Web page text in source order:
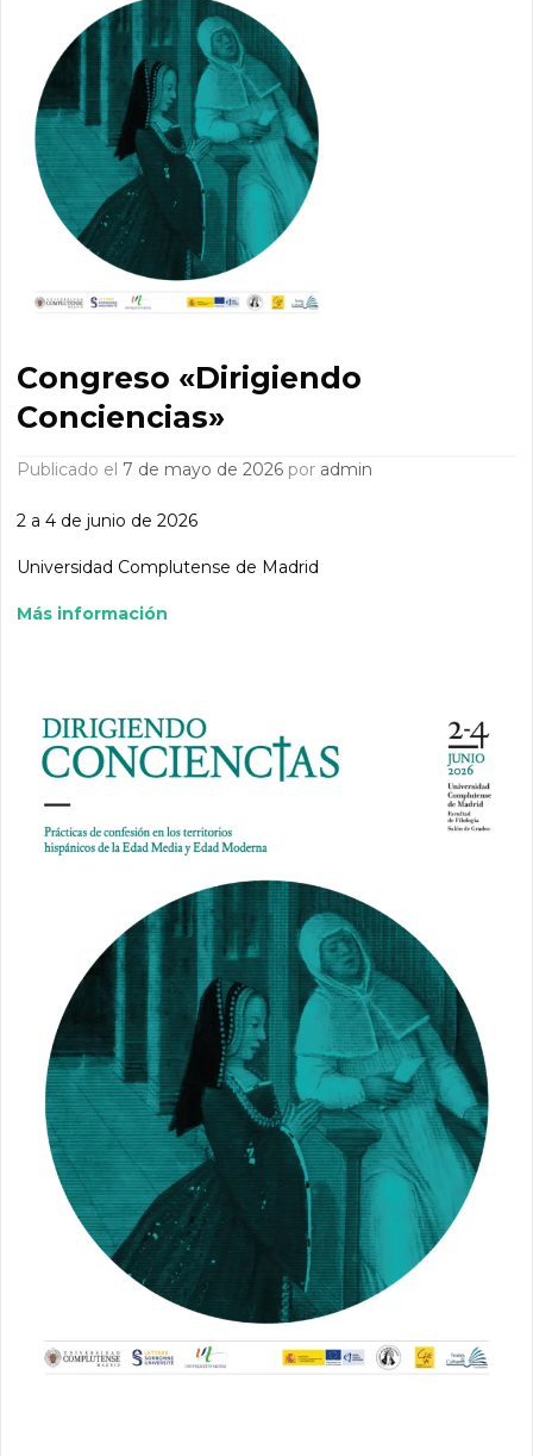
Congreso «Dirigiendo
Conciencias»
Publicado el 7 de mayo de 2026 por admin
2 a 4 de junio de 2026
Universidad Complutense de Madrid
Más información